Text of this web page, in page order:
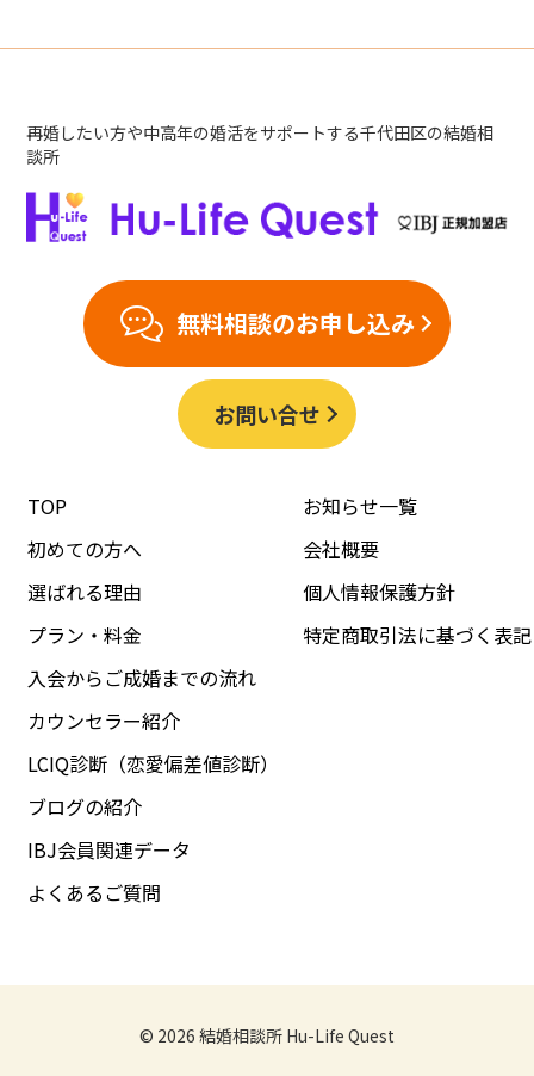
再婚したい方や中高年の婚活をサポートする千代田区の結婚相
談所
無料相談のお申し込み
お問い合せ
TOP
初めての方へ
選ばれる理由
プラン・料金
入会からご成婚までの流れ
カウンセラー紹介
LCIQ診断（恋愛偏差値診断）
ブログの紹介
IBJ会員関連データ
よくあるご質問
お知らせ一覧
会社概要
個人情報保護方針
特定商取引法に基づく表記
© 2026 結婚相談所 Hu-Life Quest